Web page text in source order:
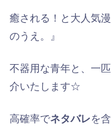
癒される！ と大人気
のうえ。』
不器用な青年と、一
介いたします☆
高確率でネタバレを